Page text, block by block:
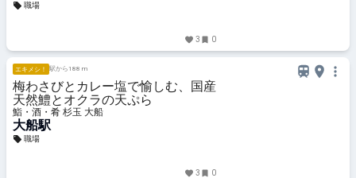
職場
3 0
エキメシ！ 駅から188 m
梅わさびとカレー塩で愉しむ、国産
天然鱧とオクラの天ぷら
鮨・酒・肴 杉玉 大船
大船駅
職場
3 0